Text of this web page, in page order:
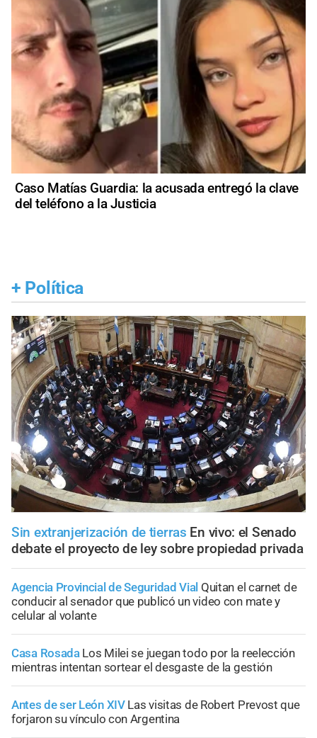
Caso Matías Guardia: la acusada entregó la clave
del teléfono a la Justicia
+ Política
Sin extranjerización de tierras En vivo: el Senado
debate el proyecto de ley sobre propiedad privada
Agencia Provincial de Seguridad Vial Quitan el carnet de
conducir al senador que publicó un video con mate y
celular al volante
Casa Rosada Los Milei se juegan todo por la reelección
mientras intentan sortear el desgaste de la gestión
Antes de ser León XIV Las visitas de Robert Prevost que
forjaron su vínculo con Argentina